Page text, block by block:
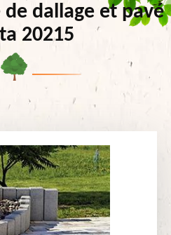
dallage et pavé
20215